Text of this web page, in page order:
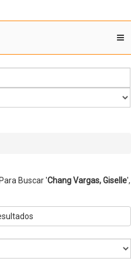
Buscar 'Chang Vargas, Giselle',